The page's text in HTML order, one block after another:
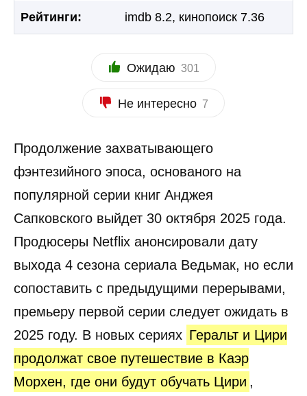
Рейтинги: imdb 8.2, кинопоиск 7.36
Ожидаю 301
Не интересно 7
Продолжение захватывающего
фэнтезийного эпоса, основаного на
популярной серии книг Анджея
Сапковского выйдет 30 октября 2025 года.
Продюсеры Netflix анонсировали дату
выхода 4 сезона сериала Ведьмак, но если
сопоставить с предыдущими перерывами,
премьеру первой серии следует ожидать в
2025 году. В новых сериях Геральт и Цири
продолжат свое путешествие в Каэр
Морхен, где они будут обучать Цири ,